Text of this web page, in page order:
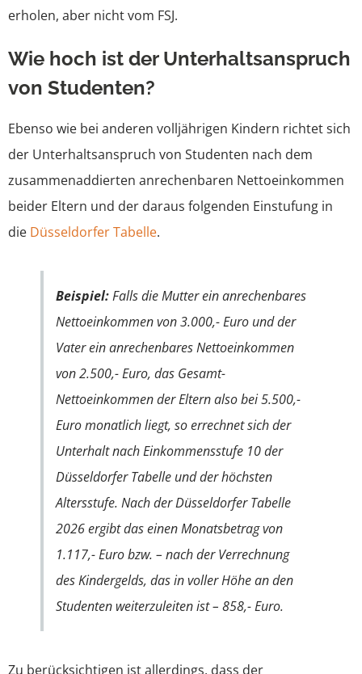
erholen, aber nicht vom FSJ.
Wie hoch ist der Unterhaltsanspruch
von Studenten?
Ebenso wie bei anderen volljährigen Kindern richtet sich
der Unterhaltsanspruch von Studenten nach dem
zusammenaddierten anrechenbaren Nettoeinkommen
beider Eltern und der daraus folgenden Einstufung in
die Düsseldorfer Tabelle.
Beispiel:Falls die Mutter ein anrechenbares
Nettoeinkommen von 3.000,- Euro und der
Vater ein anrechenbares Nettoeinkommen
von 2.500,- Euro, das Gesamt-
Nettoeinkommen der Eltern also bei 5.500,-
Euro monatlich liegt, so errechnet sich der
Unterhalt nach Einkommensstufe 10 der
Düsseldorfer Tabelle und der höchsten
Altersstufe. Nach der Düsseldorfer Tabelle
2026 ergibt das einen Monatsbetrag von
1.117,- Euro bzw. – nach der Verrechnung
des Kindergelds, das in voller Höhe an den
Studenten weiterzuleiten ist – 858,- Euro.
Zu berücksichtigen ist allerdings, dass der